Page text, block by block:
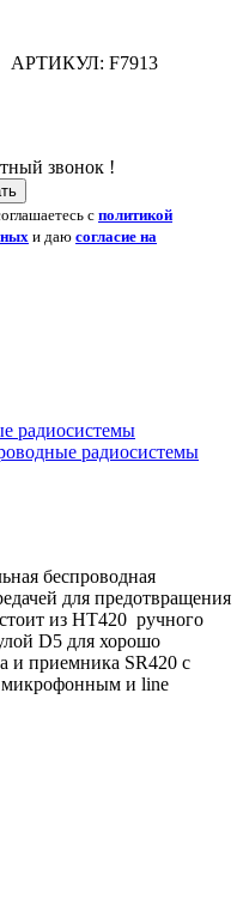
АРТИКУЛ: F7913
звонок !
с политикой
и даю согласие на
радиосистемы
радиосистемы
беспроводная
для предотвращения
из HT420 ручного
D5 для хорошо
и приемника SR420 с
микрофонным и line